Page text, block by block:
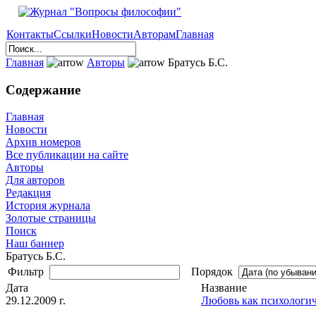
КонтактыСсылкиНовостиАвторамГлавная
Главная Авторы Братусь Б.С.
Содержание
Главная
Новости
Архив номеров
Все публикации на сайте
Авторы
Для авторов
Редакция
История журнала
Золотые страницы
Поиск
Наш баннер
Братусь Б.С.
Фильтр
Порядок
Дата
Название
29.12.2009 г.
Любовь как